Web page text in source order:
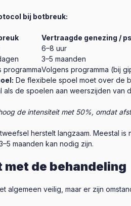
bij botbreuk:
Vertraagde genezing /
6–8 uur
3–5 maanden
programmaVolgens programma (bij
De flexibele spoel moet over de
als de spoelen aan weerszijden
de intensiteit met 50%, omdat
herstelt langzaam. Meestal
maanden kan nodig zijn.
de behandeling
algemeen veilig, maar er zijn